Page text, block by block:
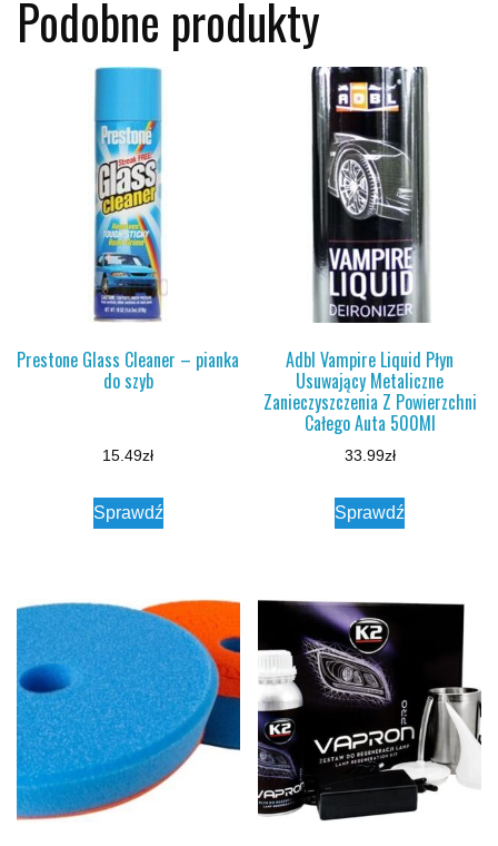
Podobne produkty
Prestone Glass Cleaner – pianka
do szyb
15.49zł
Sprawdź
Adbl Vampire Liquid Płyn
Usuwający Metaliczne
Zanieczyszczenia Z Powierzchni
Całego Auta 500Ml
33.99zł
Sprawdź